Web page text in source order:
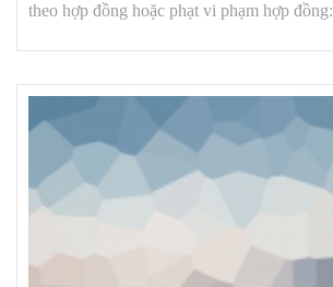
theo hợp đồng hoặc phạt vi phạm hợp đồng: